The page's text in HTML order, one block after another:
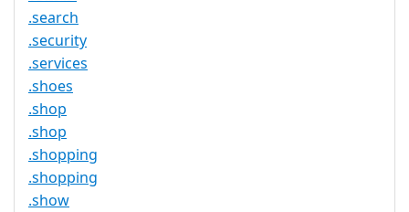
.search
.security
.services
.shoes
.shop
.shop
.shopping
.shopping
.show